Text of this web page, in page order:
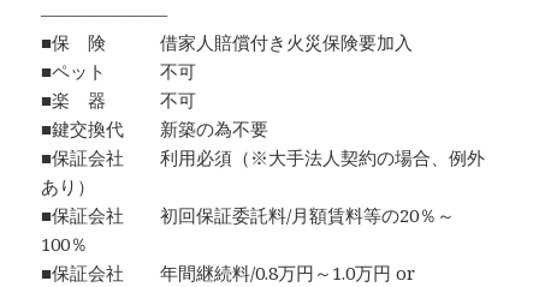
―――――――
■保 険 借家人賠償付き火災保険要加入
■ペット 不可
■楽 器 不可
■鍵交換代 新築の為不要
■保証会社 利用必須（※大手法人契約の場合、例外
あり）
■保証会社 初回保証委託料/月額賃料等の20％～
100％
■保証会社 年間継続料/0.8万円～1.0万円 or